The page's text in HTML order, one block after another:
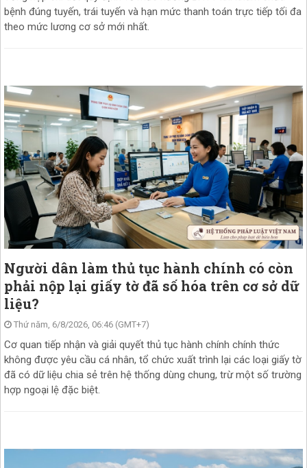
bệnh đúng tuyến, trái tuyến và hạn mức thanh toán trực tiếp tối đa
theo mức lương cơ sở mới nhất.
Người dân làm thủ tục hành chính có còn
phải nộp lại giấy tờ đã số hóa trên cơ sở dữ
liệu?
Thứ năm, 6/8/2026, 06:46 (GMT+7)
Cơ quan tiếp nhận và giải quyết thủ tục hành chính chính thức
không được yêu cầu cá nhân, tổ chức xuất trình lại các loại giấy tờ
đã có dữ liệu chia sẻ trên hệ thống dùng chung, trừ một số trường
hợp ngoại lệ đặc biệt.